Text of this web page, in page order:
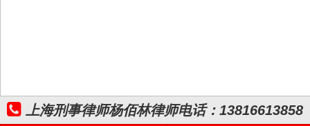
上海刑事律师杨佰林律师电话：13816613858